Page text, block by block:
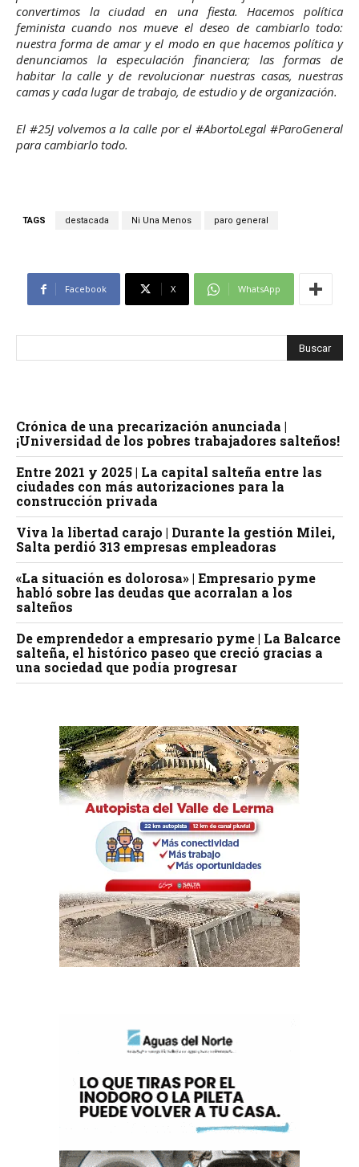
convertimos la ciudad en una fiesta. Hacemos política
feminista cuando nos mueve el deseo de cambiarlo todo:
nuestra forma de amar y el modo en que hacemos política y
denunciamos la especulación financiera; las formas de
habitar la calle y de revolucionar nuestras casas, nuestras
camas y cada lugar de trabajo, de estudio y de organización.
El #25J volvemos a la calle por el #AbortoLegal #ParoGeneral
para cambiarlo todo.
TAGS destacada Ni Una Menos paro general
Facebook X WhatsApp
Crónica de una precarización anunciada |
¡Universidad de los pobres trabajadores salteños!
Entre 2021 y 2025 | La capital salteña entre las
ciudades con más autorizaciones para la
construcción privada
Viva la libertad carajo | Durante la gestión Milei,
Salta perdió 313 empresas empleadoras
«La situación es dolorosa» | Empresario pyme
habló sobre las deudas que acorralan a los
salteños
De emprendedor a empresario pyme | La Balcarce
salteña, el histórico paseo que creció gracias a
una sociedad que podía progresar